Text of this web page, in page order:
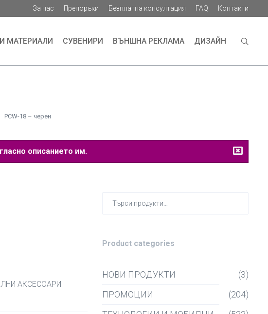
За нас Препоръки Безплатна консултация FAQ Контакти
МАТЕРИАЛИ СУВЕНИРИ ВЪНШНА РЕКЛАМА ДИЗАЙН
PCW-18 – черен
описанието им.
АКСЕСОАРИ
Product categories
НОВИ ПРОДУКТИ
(3)
ПРОМОЦИИ
(204)